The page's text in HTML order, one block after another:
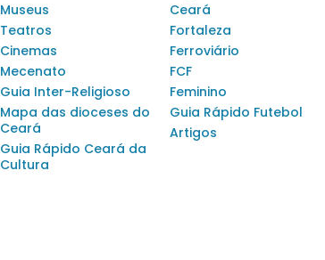
Museus
Teatros
Cinemas
Mecenato
Guia Inter-Religioso
Mapa das dioceses do
Ceará
Guia Rápido Ceará da
Cultura
Ceará
Fortaleza
Ferroviário
FCF
Feminino
Guia Rápido Futebol
Artigos